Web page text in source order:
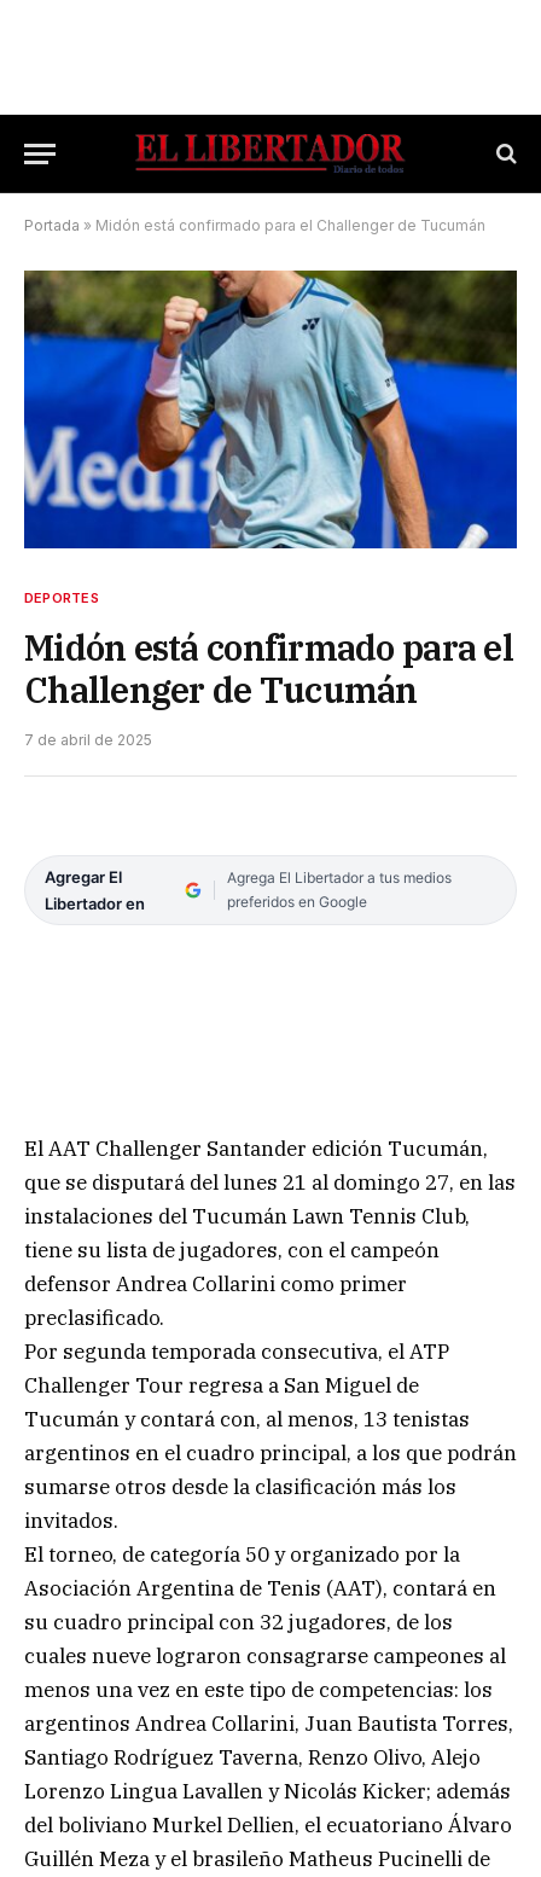
Portada » Midón está confirmado para el Challenger de Tucumán
DEPORTES
Midón está confirmado para el
Challenger de Tucumán
7 de abril de 2025
Agregar El
Libertador en
Agrega El Libertador a tus medios
preferidos en Google
El AAT Challenger Santander edición Tucumán,
que se disputará del lunes 21 al domingo 27, en las
instalaciones del Tucumán Lawn Tennis Club,
tiene su lista de jugadores, con el campeón
defensor Andrea Collarini como primer
preclasificado.
Por segunda temporada consecutiva, el ATP
Challenger Tour regresa a San Miguel de
Tucumán y contará con, al menos, 13 tenistas
argentinos en el cuadro principal, a los que podrán
sumarse otros desde la clasificación más los
invitados.
El torneo, de categoría 50 y organizado por la
Asociación Argentina de Tenis (AAT), contará en
su cuadro principal con 32 jugadores, de los
cuales nueve lograron consagrarse campeones al
menos una vez en este tipo de competencias: los
argentinos Andrea Collarini, Juan Bautista Torres,
Santiago Rodríguez Taverna, Renzo Olivo, Alejo
Lorenzo Lingua Lavallen y Nicolás Kicker; además
del boliviano Murkel Dellien, el ecuatoriano Álvaro
Guillén Meza y el brasileño Matheus Pucinelli de